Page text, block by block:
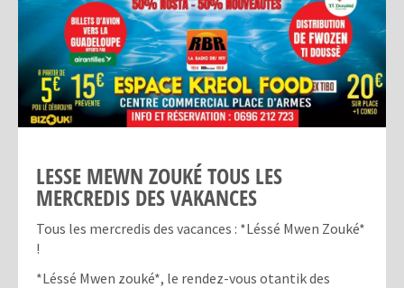
LESSE MEWN ZOUKÉ TOUS LES
MERCREDIS DES VAKANCES
Tous les mercredis des vacances : *Léssé Mwen Zouké*
!
*Léssé Mwen zouké*, le rendez-vous otantik des